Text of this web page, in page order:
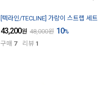
[텍라인/TECLINE] 가랑이 스트랩 세트
43,200원 48,000원 10%
구매 7 리뷰 1